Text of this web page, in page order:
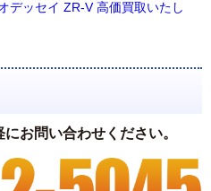
デッセイ ZR-V 高価買取いたし
お問い合わせください。